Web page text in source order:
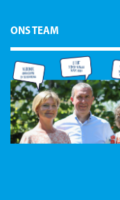
ONS TEAM